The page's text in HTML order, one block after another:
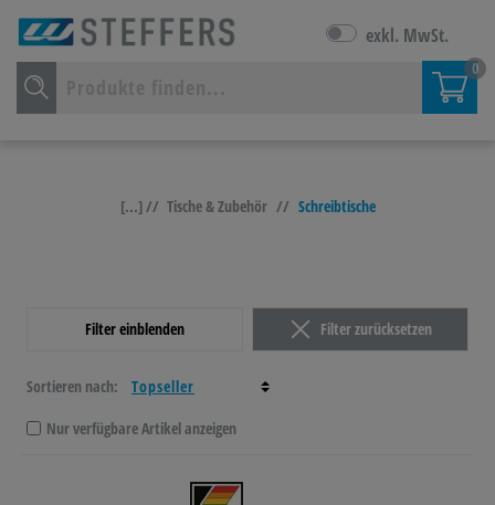
exkl. MwSt.
0
[...] // Tische & Zubehör // Schreibtische
Filter einblenden Filter zurücksetzen
Sortieren nach:
Nur verfügbare Artikel anzeigen